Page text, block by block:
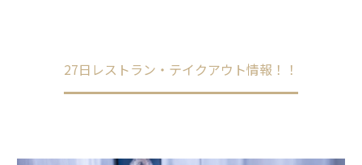
27日レストラン・テイクアウト情報！！